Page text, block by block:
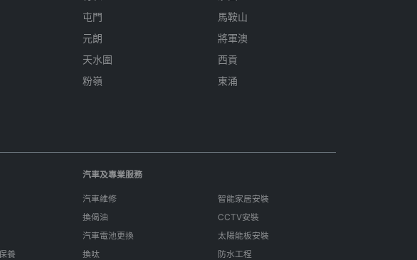
屯門
元朗
天水圍
粉嶺
馬鞍山
將軍澳
西貢
東涌
養
汽車及專業服務
汽車維修
換偈油
汽車電池更換
換呔
智能家居安裝
CCTV安裝
太陽能板安裝
防水工程